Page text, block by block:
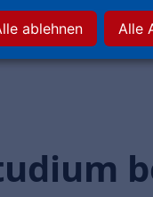
ablehnen Alle